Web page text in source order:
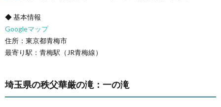
◆ 基本情報
Googleマップ
住所：東京都青梅市
最寄り駅：青梅駅（JR青梅線）
埼玉県の秩父華厳の滝：一の滝